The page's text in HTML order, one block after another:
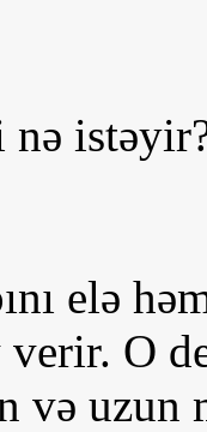
nə
elə
O
və